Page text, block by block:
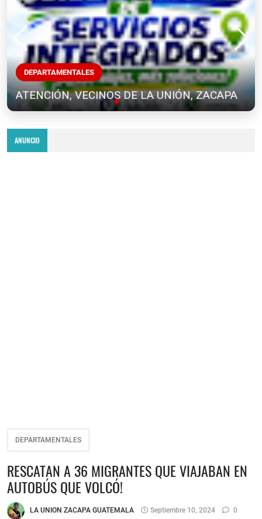
DEPARTAMENTALES
ATENCIÓN, VECINOS DE LA UNIÓN, ZACAPA
ANUNCIO
DEPARTAMENTALES
RESCATAN A 36 MIGRANTES QUE VIAJABAN EN
AUTOBÚS QUE VOLCÓ!
LA UNION ZACAPA GUATEMALA Septiembre 10, 2024 0